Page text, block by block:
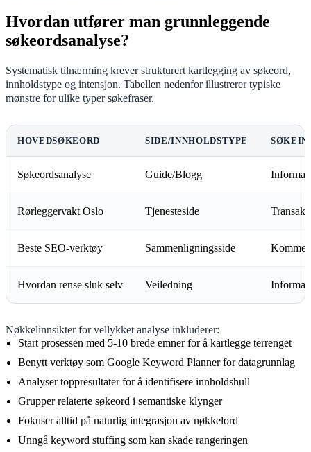
Hvordan utfører man grunnleggende
søkeordsanalyse?
Systematisk tilnærming krever strukturert kartlegging av søkeord,
innholdstype og intensjon. Tabellen nedenfor illustrerer typiske
mønstre for ulike typer søkefraser.
HOVEDSØKEORD SIDE/INNHOLDSTYPE
Søkeordsanalyse Guide/Blogg
Rørleggervakt Oslo Tjenesteside
Beste SEO-verktøy Sammenligningsside
Hvordan rense sluk selv Veiledning
Nøkkelinnsikter for vellykket analyse inkluderer:
Start prosessen med 5-10 brede emner for å kartlegge terrenget
Benytt verktøy som Google Keyword Planner for datagrunnlag
Analyser toppresultater for å identifisere innholdshull
Grupper relaterte søkeord i semantiske klynger
Fokuser alltid på naturlig integrasjon av nøkkelord
Unngå keyword stuffing som kan skade rangeringen